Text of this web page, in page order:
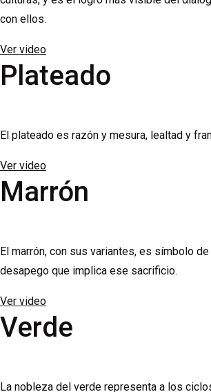
con ellos.
Ver video
Plateado
El plateado es razón y mesura, lealtad y
Ver video
Marrón
El marrón, con sus variantes, es símbolo
desapego que implica ese sacrificio.
Ver video
Verde
La nobleza del verde representa a los